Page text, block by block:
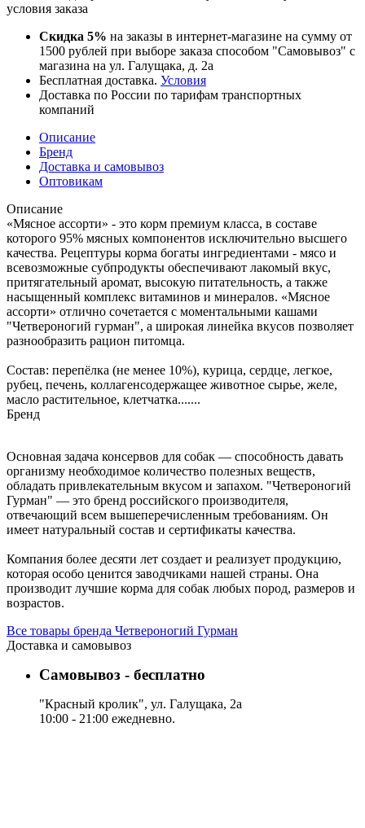
условия заказа
Скидка 5% на заказы в интернет-магазине на сумму от
1500 рублей при выборе заказа способом "Самовывоз" с
магазина на ул. Галущака, д. 2а
Бесплатная доставка. Условия
Доставка по России по тарифам транспортных
компаний
Описание
Бренд
Доставка и самовывоз
Оптовикам
Описание
«Мясное ассорти» - это корм премиум класса, в составе
которого 95% мясных компонентов исключительно высшего
качества. Рецептуры корма богаты ингредиентами - мясо и
всевозможные субпродукты обеспечивают лакомый вкус,
притягательный аромат, высокую питательность, а также
насыщенный комплекс витаминов и минералов. «Мясное
ассорти» отлично сочетается с моментальными кашами
"Четвероногий гурман", а широкая линейка вкусов позволяет
разнообразить рацион питомца.
Состав: перепёлка (не менее 10%), курица, сердце, легкое,
рубец, печень, коллагенсодержащее животное сырье, желе,
масло растительное, клетчатка.......
Бренд
Основная задача консервов для собак — способность давать
организму необходимое количество полезных веществ,
обладать привлекательным вкусом и запахом. "Четвероногий
Гурман" — это бренд российского производителя,
отвечающий всем вышеперечисленным требованиям. Он
имеет натуральный состав и сертификаты качества.
Компания более десяти лет создает и реализует продукцию,
которая особо ценится заводчиками нашей страны. Она
производит лучшие корма для собак любых пород, размеров и
возрастов.
Все товары бренда Четвероногий Гурман
Доставка и самовывоз
Самовывоз - бесплатно
"Красный кролик", ул. Галущака, 2а
10:00 - 21:00 ежедневно.